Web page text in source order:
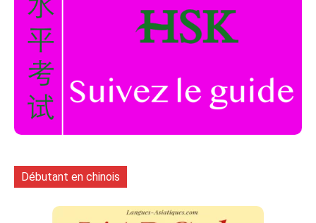
Débutant en chinois